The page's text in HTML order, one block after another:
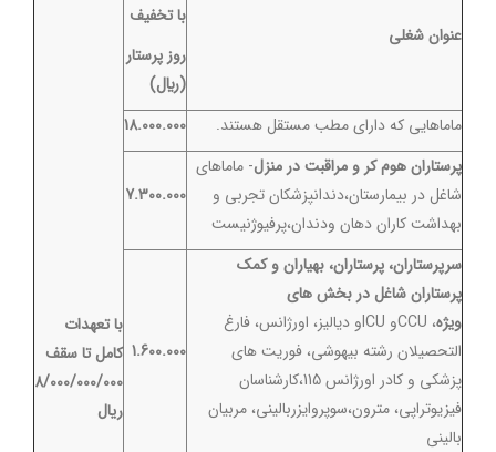
عنوان شغلی
با تخفیف
روز پرستار
(ريال)
با تعهدات
کامل تا سقف
8/000/000/000
ریال
ماماهايي كه داراي مطب مستقل هستند.
18.000.000
پرستاران هوم کر و مراقبت در منزل- ماماهاي
شاغل در بيمارستان،دندانپزشکان تجربي و
بهداشت کاران دهان ودندان،پرفيوژنيست
7.300.000
سرپرستاران، پرستاران، بهياران و کمک
پرستاران شاغل در بخش هاي
ویژه
، CCUو ICUو دياليز، اورژانس، فارغ
التحصیلان رشته بيهوشي، فوریت های
پزشکی و کادر اورژانس 115،کارشناسان
فيزيوتراپي، مترون،سوپروايزرباليني، مربیان
بالینی
1.600.000